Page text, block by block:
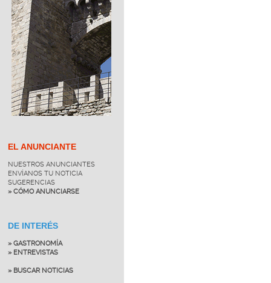
EL ANUNCIANTE
NUESTROS ANUNCIANTES
ENVÍANOS TU NOTICIA
SUGERENCIAS
» CÓMO ANUNCIARSE
DE INTERÉS
» GASTRONOMÍA
» ENTREVISTAS
» BUSCAR NOTICIAS